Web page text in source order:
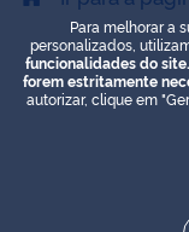
Para melhorar a
personalizados,
funcionalidades do
forem estritamente
autorizar, clique em